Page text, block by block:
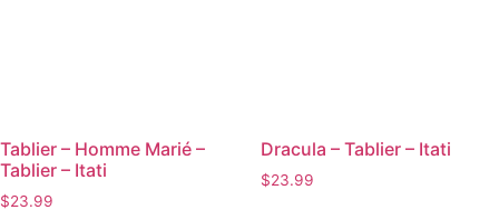
Tablier – Homme Marié –
Tablier – Itati
$23.99
Dracula – Tablier – Itati
$23.99